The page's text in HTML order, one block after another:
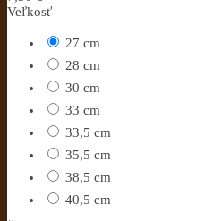
Veľkosť
27 cm
28 cm
30 cm
33 cm
33,5 cm
35,5 cm
38,5 cm
40,5 cm